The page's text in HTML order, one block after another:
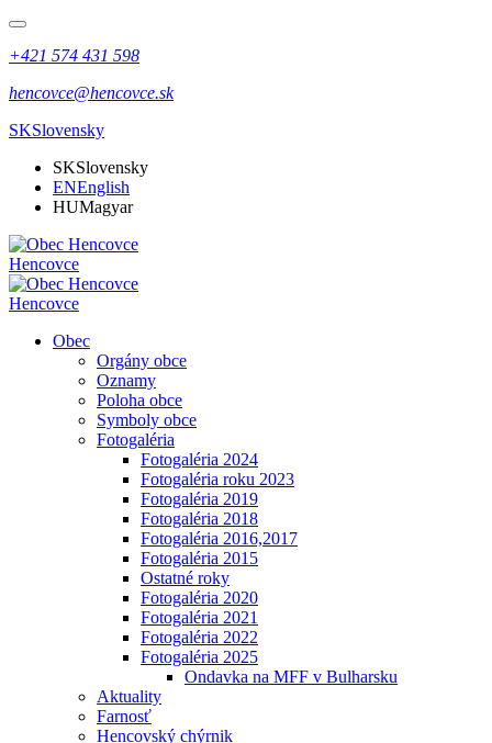
+421 574 431 598
hencovce@hencovce.sk
SKSlovensky
SKSlovensky
ENEnglish
HUMagyar
Hencovce
Hencovce
Obec
Orgány obce
Oznamy
Poloha obce
Symboly obce
Fotogaléria
Fotogaléria 2024
Fotogaléria roku 2023
Fotogaléria 2019
Fotogaléria 2018
Fotogaléria 2016,2017
Fotogaléria 2015
Ostatné roky
Fotogaléria 2020
Fotogaléria 2021
Fotogaléria 2022
Fotogaléria 2025
Ondavka na MFF v Bulharsku
Aktuality
Farnosť
Hencovský chýrnik